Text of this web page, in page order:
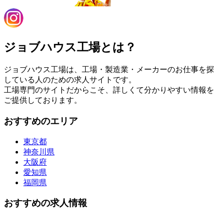
ジョブハウス工場とは？
ジョブハウス工場は、工場・製造業・メーカーのお仕事を探
している人のための求人サイトです。
工場専門のサイトだからこそ、詳しくて分かりやすい情報を
ご提供しております。
おすすめのエリア
東京都
神奈川県
大阪府
愛知県
福岡県
おすすめの求人情報